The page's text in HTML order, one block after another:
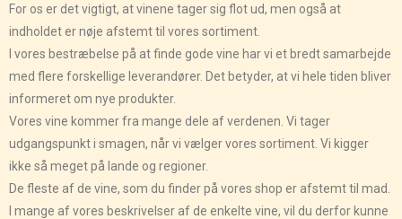
For os er det vigtigt, at vinene tager sig flot ud, men også at
indholdet er nøje afstemt til vores sortiment.
I vores bestræbelse på at finde gode vine har vi et bredt samarbejde
med flere forskellige leverandører. Det betyder, at vi hele tiden bliver
informeret om nye produkter.
Vores vine kommer fra mange dele af verdenen. Vi tager
udgangspunkt i smagen, når vi vælger vores sortiment. Vi kigger
ikke så meget på lande og regioner.
De fleste af de vine, som du finder på vores shop er afstemt til mad.
I mange af vores beskrivelser af de enkelte vine, vil du derfor kunne